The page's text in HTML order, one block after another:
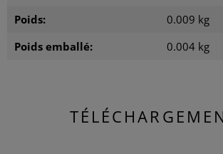
Poids:
0.009 kg
Poids emballé:
0.004 kg